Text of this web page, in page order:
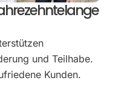
und Teilhabe.
Kunden.